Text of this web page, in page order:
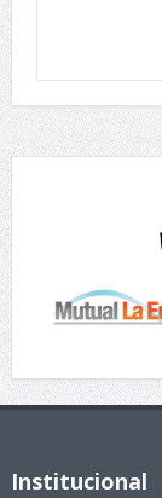
Institucional